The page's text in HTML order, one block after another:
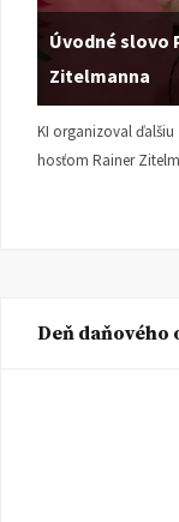
Úvodné slovo
Zitelmanna
KI organizoval ďalšiu
hosťom Rainer
Deň